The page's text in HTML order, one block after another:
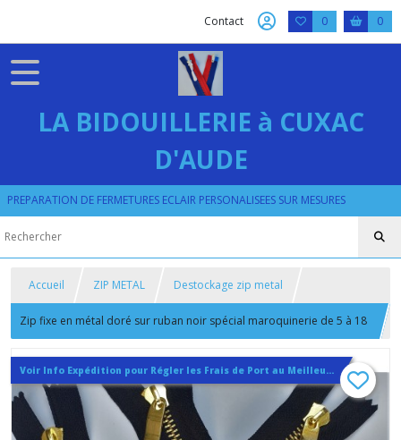
Contact 0 0
LA BIDOUILLERIE à CUXAC
D'AUDE
PREPARATION DE FERMETURES ECLAIR PERSONALISEES SUR MESURES
Accueil ZIP METAL Destockage zip metal
Zip fixe en métal doré sur ruban noir spécial maroquinerie de 5 à 18
cm
Voir Info Expédition pour Régler les Frais de Port au Meilleur Prix , En haut d'ecran à Droite